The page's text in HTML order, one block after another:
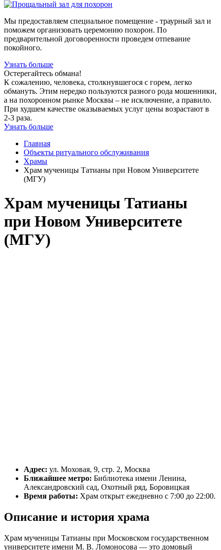
Мы предоставляем специальное помещение - траурный зал и
поможем организовать церемонию похорон. По
предварительной договоренности проведем отпевание
покойного.
Узнать больше
Остерегайтесь обмана!
К сожалению, человека, столкнувшегося с горем, легко
обмануть. Этим нередко пользуются разного рода мошенники,
а на похоронном рынке Москвы – не исключение, а правило.
При худшем качестве оказываемых услуг цены возрастают в
2-3 раза.
Узнать больше
Главная
Объекты ритуального обслуживания
Храмы
Храм мученицы Татианы при Новом Университете
(МГУ)
Храм мученицы Татианы
при Новом Университете
(МГУ)
Адрес: ул. Моховая, 9, стр. 2, Москва
Ближайшее метро: Библиотека имени Ленина,
Александровский сад, Охотный ряд, Боровицкая
Время работы: Храм открыт ежедневно с 7:00 до 22:00.
Описание и история храма
Храм мученицы Татианы при Московском государственном
университете имени М. В. Ломоносова — это домовый